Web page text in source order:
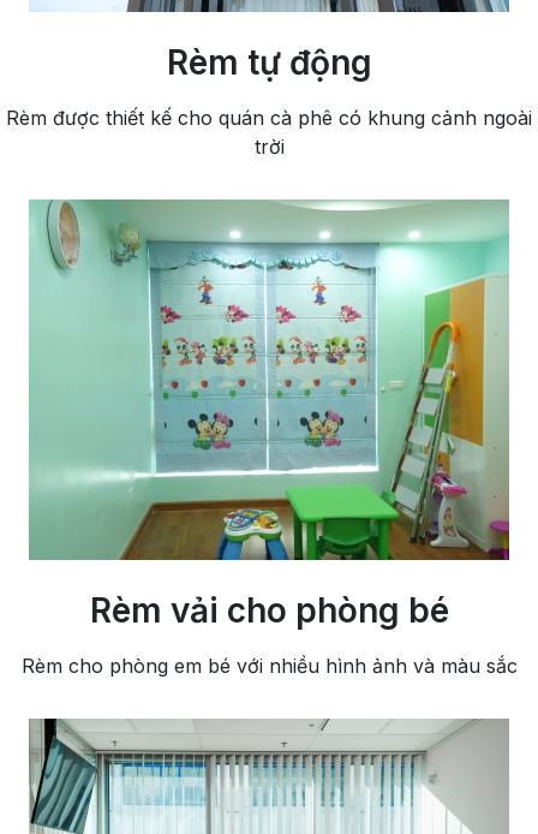
Rèm tự động
Rèm được thiết kế cho quán cà phê có khung cảnh ngoài
trời
Rèm vải cho phòng bé
Rèm cho phòng em bé với nhiều hình ảnh và màu sắc